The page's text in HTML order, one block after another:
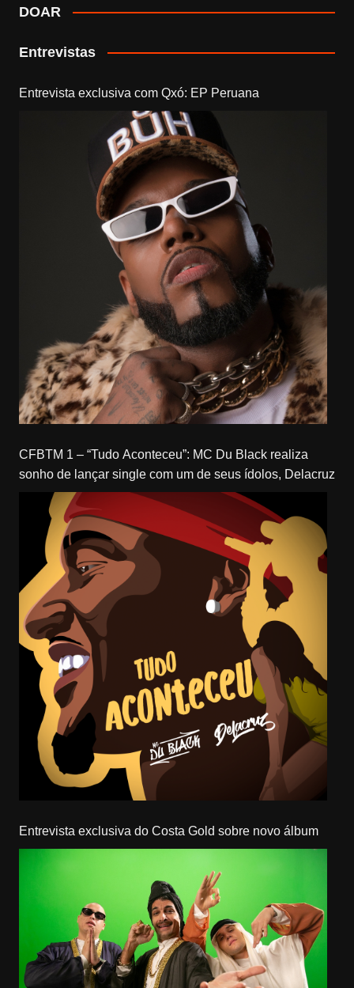
DOAR
Entrevistas
Entrevista exclusiva com Qxó: EP Peruana
CFBTM 1 – “Tudo Aconteceu”: MC Du Black realiza
sonho de lançar single com um de seus ídolos, Delacruz
Entrevista exclusiva do Costa Gold sobre novo álbum